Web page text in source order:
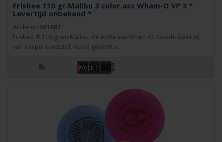
Frisbee 110 gr.Malibu 3 color.ass Wham-O VP 3 *
Levertijd onbekend *
Artikelnr: 561087
Frisbee ® 110 gram Malibu, de echte van Wham-O. Goede kwaliteit
van soepel kunststof. Goed gewicht e..
Week ?